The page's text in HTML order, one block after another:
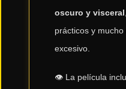
oscuro y visceral
prácticos y
excesivo.
👁️ La película